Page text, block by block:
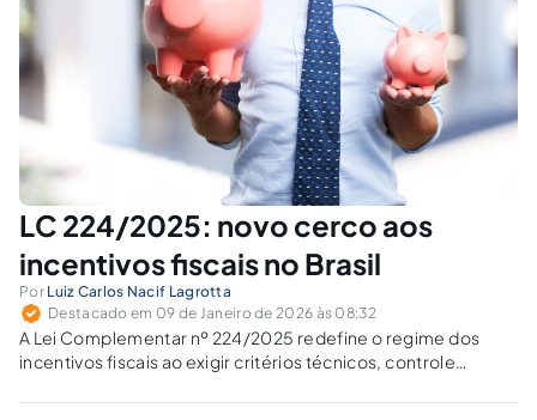
LC 224/2025: novo cerco aos
incentivos fiscais no Brasil
Por Luiz Carlos Nacif Lagrotta
Destacado em 09 de Janeiro de 2026 às 08:32
A Lei Complementar nº 224/2025 redefine o regime dos
incentivos fiscais ao exigir critérios técnicos, controle
se relaciona com a jurisprudência do STF sobre guerra fiscal